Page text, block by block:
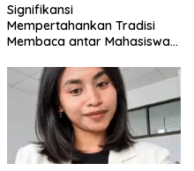
Signifikansi
Mempertahankan Tradisi
Membaca antar Mahasiswa